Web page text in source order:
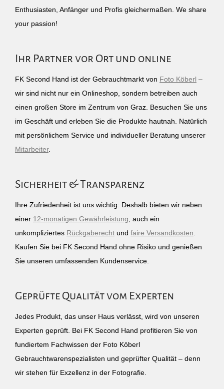
Enthusiasten, Anfänger und Profis gleichermaßen. We share
your passion!
Ihr Partner vor Ort und online
FK Second Hand ist der Gebrauchtmarkt von Foto Köberl –
wir sind nicht nur ein Onlineshop, sondern betreiben auch
einen großen Store im Zentrum von Graz. Besuchen Sie uns
im Geschäft und erleben Sie die Produkte hautnah. Natürlich
mit persönlichem Service und individueller Beratung unserer
Mitarbeiter.
Sicherheit & Transparenz
Ihre Zufriedenheit ist uns wichtig: Deshalb bieten wir neben
einer 12-monatigen Gewährleistung , auch ein
unkompliziertes Rückgaberecht und faire Versandkosten
Kaufen Sie bei FK Second Hand ohne Risiko und genießen
Sie unseren umfassenden Kundenservice.
Geprüfte Qualität vom Experten
Jedes Produkt, das unser Haus verlässt, wird von unseren
Experten geprüft. Bei FK Second Hand profitieren Sie von
fundiertem Fachwissen der Foto Köberl
Gebrauchtwarenspezialisten und geprüfter Qualität – denn
wir stehen für Exzellenz in der Fotografie.